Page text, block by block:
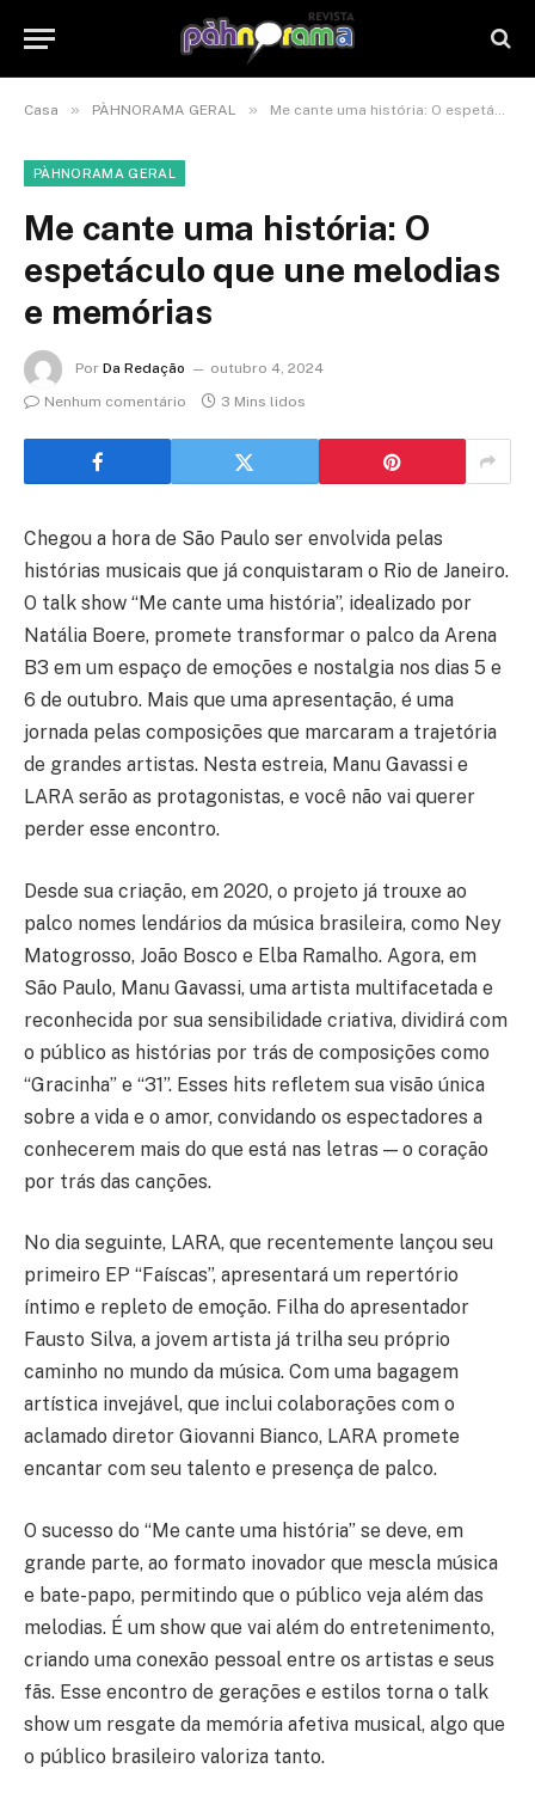
Casa » PÀHNORAMA GERAL » Me cante uma história: O espetáculo que une melodias e memórias
PÀHNORAMA GERAL
Me cante uma história: O
espetáculo que une melodias
e memórias
Por Da Redação
outubro 4, 2024
Nenhum comentário
3 Mins lidos
Chegou a hora de São Paulo ser envolvida pelas
histórias musicais que já conquistaram o Rio de Janeiro.
O talk show “Me cante uma história”, idealizado por
Natália Boere, promete transformar o palco da Arena
B3 em um espaço de emoções e nostalgia nos dias 5 e
6 de outubro. Mais que uma apresentação, é uma
jornada pelas composições que marcaram a trajetória
de grandes artistas. Nesta estreia, Manu Gavassi e
LARA serão as protagonistas, e você não vai querer
perder esse encontro.
Desde sua criação, em 2020, o projeto já trouxe ao
palco nomes lendários da música brasileira, como Ney
Matogrosso, João Bosco e Elba Ramalho. Agora, em
São Paulo, Manu Gavassi, uma artista multifacetada e
reconhecida por sua sensibilidade criativa, dividirá com
o público as histórias por trás de composições como
“Gracinha” e “31”. Esses hits refletem sua visão única
sobre a vida e o amor, convidando os espectadores a
conhecerem mais do que está nas letras — o coração
por trás das canções.
No dia seguinte, LARA, que recentemente lançou seu
primeiro EP “Faíscas”, apresentará um repertório
íntimo e repleto de emoção. Filha do apresentador
Fausto Silva, a jovem artista já trilha seu próprio
caminho no mundo da música. Com uma bagagem
artística invejável, que inclui colaborações com o
aclamado diretor Giovanni Bianco, LARA promete
encantar com seu talento e presença de palco.
O sucesso do “Me cante uma história” se deve, em
grande parte, ao formato inovador que mescla música
e bate-papo, permitindo que o público veja além das
melodias. É um show que vai além do entretenimento,
criando uma conexão pessoal entre os artistas e seus
fãs. Esse encontro de gerações e estilos torna o talk
show um resgate da memória afetiva musical, algo que
o público brasileiro valoriza tanto.